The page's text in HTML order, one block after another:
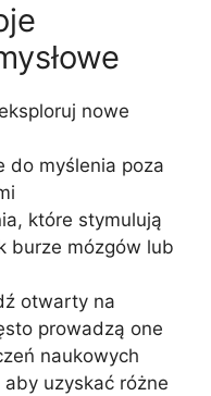
nowe
do myślenia poza
które stymulują
burze mózgów lub
otwarty na
prowadzą one
naukowych
aby uzyskać różne